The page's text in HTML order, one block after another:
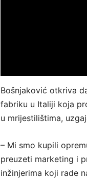
Bošnjaković otkriva
fabriku u Italiji koja
u mrijestilištima,
– Mi smo kupili
preuzeti marketing i
inžinjerima koji rade